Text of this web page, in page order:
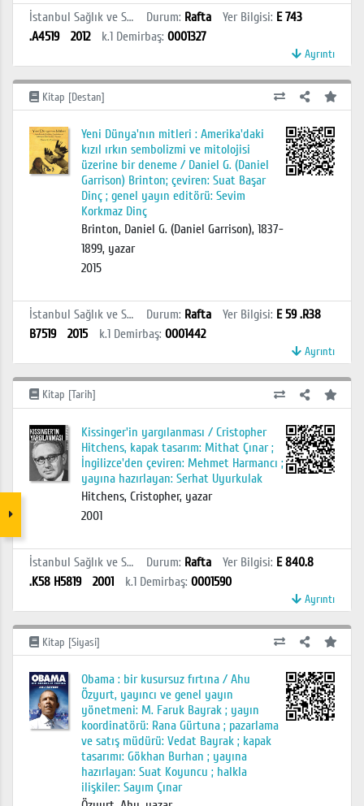
İstanbul Sağlık ve Sosyal Bilimler MYO Kütüphanesi Durum: Rafta Yer Bilgisi: E 743
.A4519
2012 k.1 Demirbaş: 0001327
Ayrıntı
Kitap [Destan]
Yeni Dünya'nın mitleri : Amerika'daki
kızıl ırkın sembolizmi ve mitolojisi
üzerine bir deneme / Daniel G. (Daniel
Garrison) Brinton; çeviren: Suat Başar
Dinç ; genel yayın editörü: Sevim
Korkmaz Dinç
Brinton, Daniel G. (Daniel Garrison), 1837-
1899, yazar
2015
İstanbul Sağlık ve Sosyal Bilimler MYO Kütüphanesi Durum: Rafta Yer Bilgisi: E 59 .R38
B7519
2015 k.1 Demirbaş: 0001442
Ayrıntı
Kitap [Tarih]
Kissinger'in yargılanması / Cristopher
Hitchens, kapak tasarım: Mithat Çınar ;
İngilizce'den çeviren: Mehmet Harmancı ;
yayına hazırlayan: Serhat Uyurkulak
Hitchens, Cristopher, yazar
2001
İstanbul Sağlık ve Sosyal Bilimler MYO Kütüphanesi Durum: Rafta Yer Bilgisi: E 840.8
.K58 H5819
2001 k.1 Demirbaş: 0001590
Ayrıntı
Kitap [Siyasi]
Obama : bir kusursuz fırtına / Ahu
Özyurt, yayıncı ve genel yayın
yönetmeni: M. Faruk Bayrak ; yayın
koordinatörü: Rana Gürtuna ; pazarlama
ve satış müdürü: Vedat Bayrak ; kapak
tasarımı: Gökhan Burhan ; yayına
hazırlayan: Suat Koyuncu ; halkla
ilişkiler: Sayım Çınar